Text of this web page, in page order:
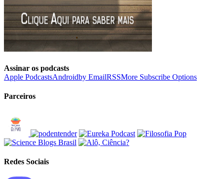
Assinar os podcasts
Apple PodcastsAndroidby EmailRSSMore Subscribe Options
Parceiros
Redes Sociais